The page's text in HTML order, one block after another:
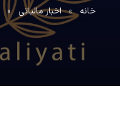
خانه » اخبار مالیاتی »